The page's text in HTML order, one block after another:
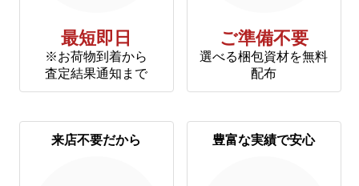
最短即日
※お荷物到着から
査定結果通知まで
ご準備不要
選べる梱包資材を無料
配布
来店不要だから 豊富な実績で安心